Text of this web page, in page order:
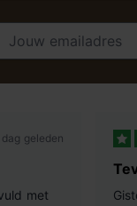
dag geleden
met